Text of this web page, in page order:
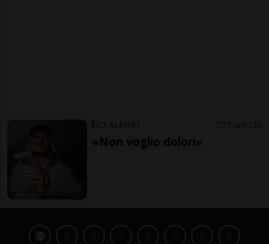
SCI ALPINO 17 ore 30
«Non voglio dolori»